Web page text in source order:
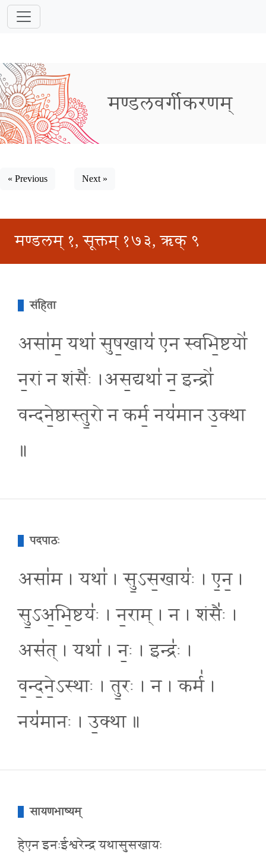
मण्डलवर्गीकरणम्
« Previous Next »
मण्डलम् १, सूक्तम् १७३, ऋक् ९
संहिता
असा॑म॒ यथा॑ सुष॒खाय॑ एन स्वभि॒ष्टयो॑
न॒रां न शंसै॑ः ।अस॒द्यथा॑ न॒ इन्द्रो॑
वन्दने॒ष्ठास्तु॒रो न कर्म॒ नय॑मान उ॒क्था
॥
पदपाठः
असा॑म । यथा॑ । सु॒ऽस॒खायः॑ । ए॒न॒ ।
सु॒ऽअ॒भि॒ष्टयः॑ । न॒राम् । न । शंसैः॑ ।
अस॑त् । यथा॑ । नः॒ । इन्द्रः॑ ।
व॒न्द॒ने॒ऽस्थाः । तु॒रः । न । कर्म॑ ।
नय॑मानः । उ॒क्था ॥
सायणभाष्यम्
हेएन इनःईश्वरेन्द्र यथासुसखायः